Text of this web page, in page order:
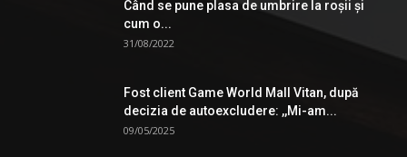
Când se pune plasa de umbrire la roşii şi
cum o...
31/08/2022
Fost client Game World Mall Vitan, după
decizia de autoexcludere: ,,Mi-am...
09/05/2025